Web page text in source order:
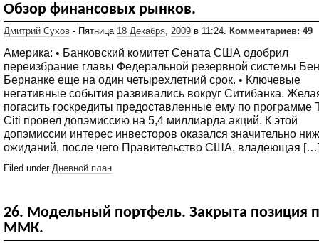
Обзор финансовых рынков.
Дмитрий Сухов - Пятница 18 Декабря 2009 в 11:24. Комментариев: 49
Америка: • Банковский комитет Сената США одобрил
переизбрание главы Федеральной резервной системы
Бернанке еще на один четырехлетний срок. • Ключевые
негативные события развивались вокруг Ситибанка.
погасить госкредиты предоставленные ему по программе
Citi провел допэмиссию на 5,4 миллиарда акций. К этой
допэмиссии интерес инвесторов оказался значительно
ожиданий, после чего Правительство США, владеющая
Filed under Дневной план.
26. Модельный портфель. Закрыта позиция
ММК.